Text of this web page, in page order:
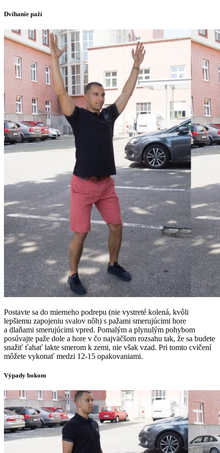
Dvíhanie paží
Postavte sa do mierneho podrepu (nie vystreté kolená, kvôli
lepšiemu zapojeniu svalov nôh) s pažami smerujúcimi hore
a dlaňami smerujúcimi vpred. Pomalým a plynulým pohybom
posúvajte paže dole a hore v čo najväčšom rozsahu tak, že sa budete
snažiť ťahať lakte smerom k zemi, nie však vzad. Pri tomto cvičení
môžete vykonať medzi 12-15 opakovaniami.
Výpady bokom